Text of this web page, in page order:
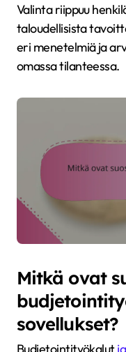
Valinta riippuu
taloudellisista
eri menetelmiä ja
omassa tilanteessa.
Mitkä ovat
sovellukset?